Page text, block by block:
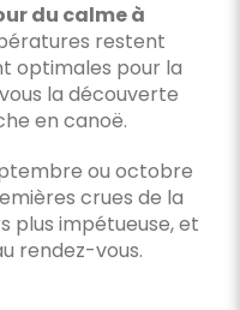
du calme à
restent
optimales pour la
la découverte
en canoë.
ou octobre
crues de la
plus impétueuse, et
rendez-vous.